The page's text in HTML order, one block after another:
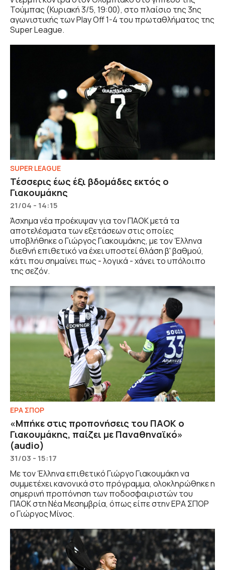
Τούμπας (Κυριακή 3/5, 19:00), στο πλαίσιο της 3ης
αγωνιστικής των Play Off 1-4 του πρωταθλήματος της
Super League.
SUPER LEAGUE
Τέσσερις έως έξι βδομάδες εκτός ο
Γιακουμάκης
21/04 - 14:15
Άσχημα νέα προέκυψαν για τον ΠΑΟΚ μετά τα
αποτελέσματα των εξετάσεων στις οποίες
υποβλήθηκε ο Γιώργος Γιακουμάκης, με τον Έλληνα
διεθνή επιθετικό να έχει υποστεί θλάση β' βαθμού,
κάτι που σημαίνει πως - λογικά - χάνει το υπόλοιπο
της σεζόν.
ΕΡΑ ΣΠΟΡ
«Μπήκε στις προπονήσεις του ΠΑΟΚ ο
Γιακουμάκης, παίζει με Παναθηναϊκό»
(audio)
31/03 - 15:17
Με τον Έλληνα επιθετικό Γιώργο Γιακουμάκη να
συμμετέχει κανονικά στο πρόγραμμα, ολοκληρώθηκε η
σημερινή προπόνηση των ποδοσφαιριστών του
ΠΑΟΚ στη Νέα Μεσημβρία, όπως είπε στην ΕΡΑ ΣΠΟΡ
ο Γιώργος Μίνος.